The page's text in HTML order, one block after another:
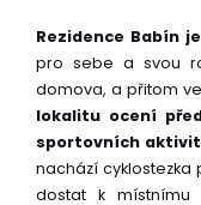
Rezidence Babín
pro sebe a svou
domova, a přitom
lokalitu ocení
sportovních aktivit
nachází cyklostezka
dostat k místnímu